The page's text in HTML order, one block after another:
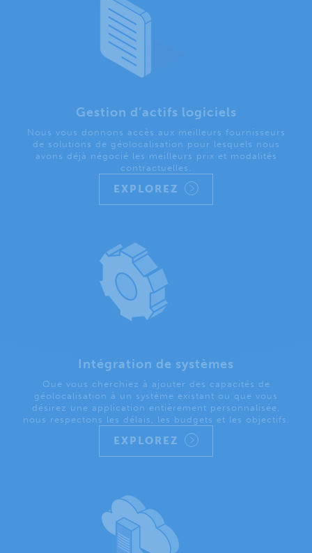
Gestion d’actifs logiciels
Nous vous donnons accès aux meilleurs fournisseurs
de solutions de géolocalisation pour lesquels nous
avons déjà négocié les meilleurs prix et modalités
contractuelles.
EXPLOREZ
Intégration de systèmes
Que vous cherchiez à ajouter des capacités de
géolocalisation à un système existant ou que vous
désirez une application entièrement personnalisée,
nous respectons les délais, les budgets et les objectifs.
EXPLOREZ